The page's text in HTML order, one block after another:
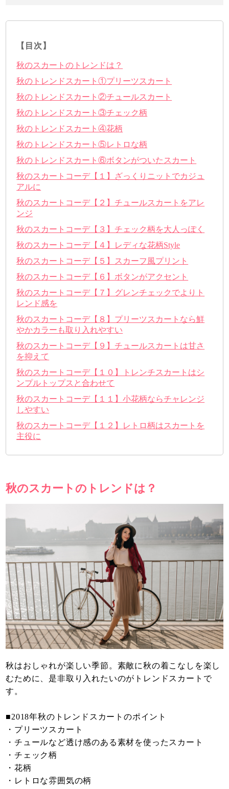
【目次】
秋のスカートのトレンドは？
秋のトレンドスカート①プリーツスカート
秋のトレンドスカート②チュールスカート
秋のトレンドスカート③チェック柄
秋のトレンドスカート④花柄
秋のトレンドスカート⑤レトロな柄
秋のトレンドスカート⑥ボタンがついたスカート
秋のスカートコーデ【１】ざっくりニットでカジュ
アルに
秋のスカートコーデ【２】チュールスカートをアレ
ンジ
秋のスカートコーデ【３】チェック柄を大人っぽく
秋のスカートコーデ【４】レディな花柄Style
秋のスカートコーデ【５】スカーフ風プリント
秋のスカートコーデ【６】ボタンがアクセント
秋のスカートコーデ【７】グレンチェックでよりト
レンド感を
秋のスカートコーデ【８】プリーツスカートなら鮮
やかカラーも取り入れやすい
秋のスカートコーデ【９】チュールスカートは甘さ
を抑えて
秋のスカートコーデ【１０】トレンチスカートはシ
ンプルトップスと合わせて
秋のスカートコーデ【１１】小花柄ならチャレンジ
しやすい
秋のスカートコーデ【１２】レトロ柄はスカートを
主役に
秋のスカートのトレンドは？
秋はおしゃれが楽しい季節。素敵に秋の着こなしを楽し
むために、是非取り入れたいのがトレンドスカートで
す。
■2018年秋のトレンドスカートのポイント
・プリーツスカート
・チュールなど透け感のある素材を使ったスカート
・チェック柄
・花柄
・レトロな雰囲気の柄